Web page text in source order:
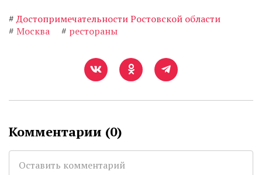
# Достопримечательности Ростовской области
# Москва # рестораны
Комментарии (0)